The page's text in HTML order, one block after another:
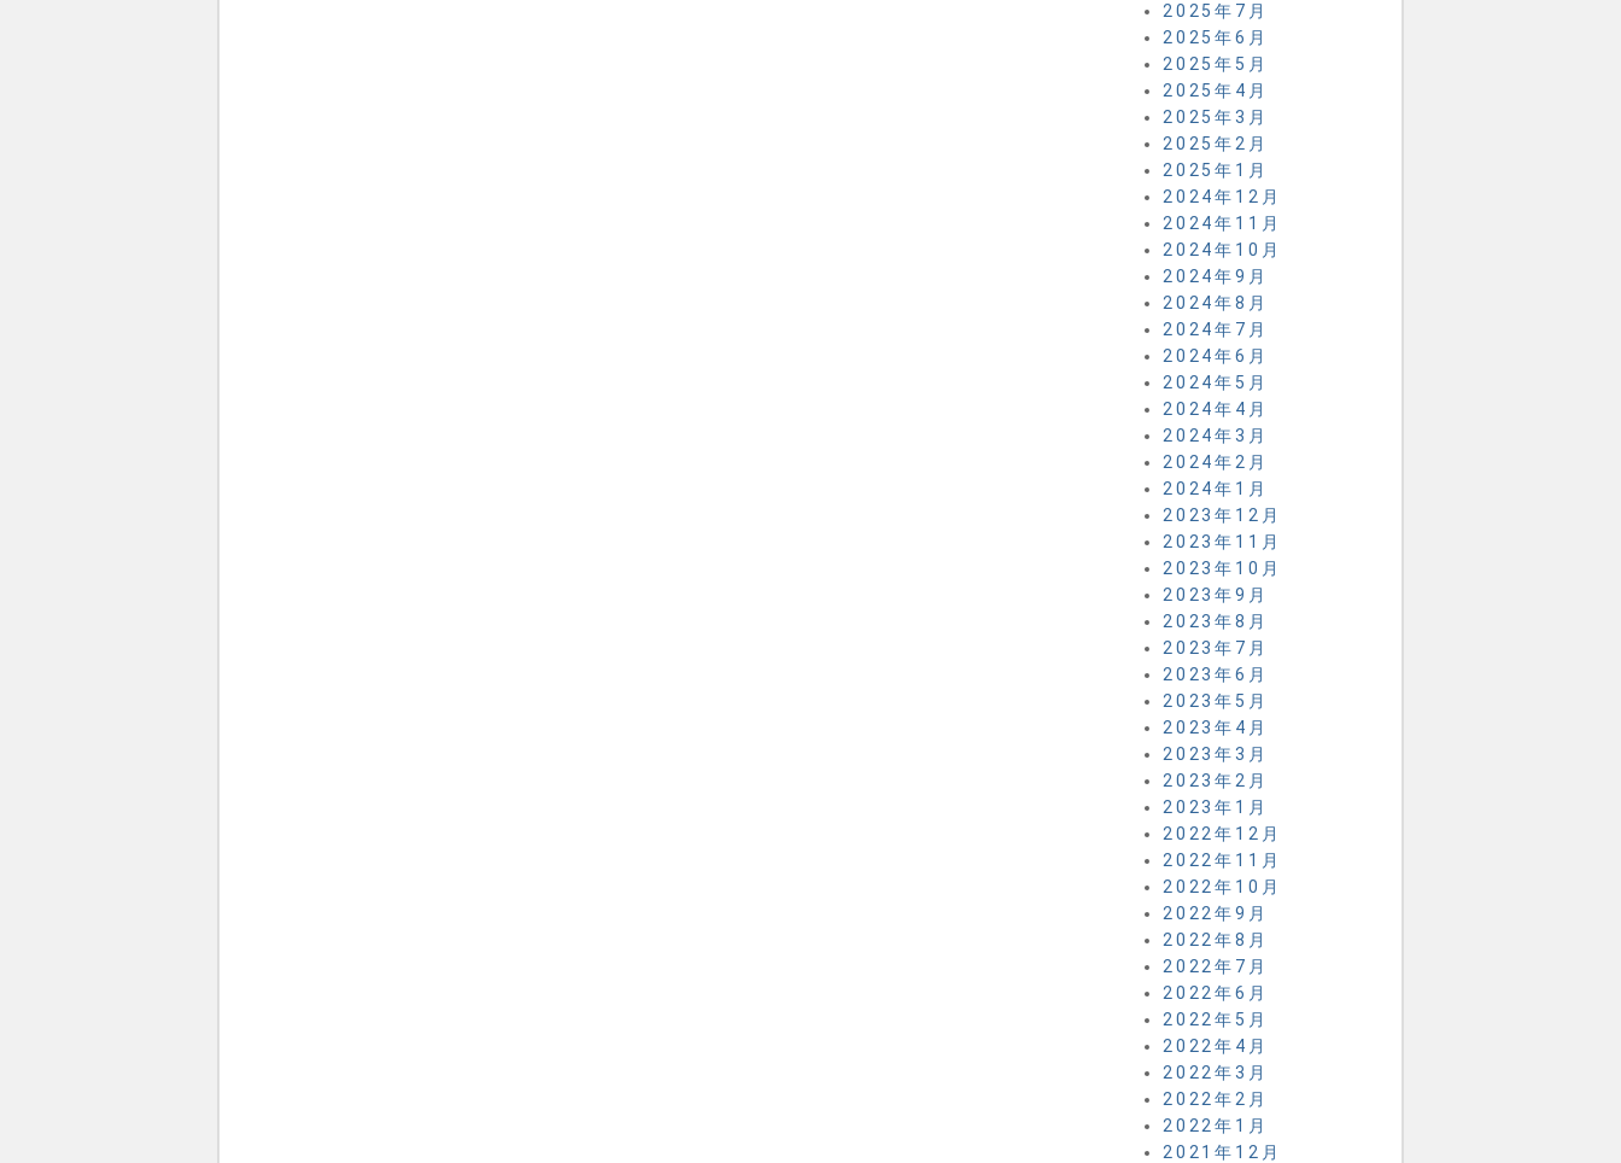
2025年7月
2025年6月
2025年5月
2025年4月
2025年3月
2025年2月
2025年1月
2024年12月
2024年11月
2024年10月
2024年9月
2024年8月
2024年7月
2024年6月
2024年5月
2024年4月
2024年3月
2024年2月
2024年1月
2023年12月
2023年11月
2023年10月
2023年9月
2023年8月
2023年7月
2023年6月
2023年5月
2023年4月
2023年3月
2023年2月
2023年1月
2022年12月
2022年11月
2022年10月
2022年9月
2022年8月
2022年7月
2022年6月
2022年5月
2022年4月
2022年3月
2022年2月
2022年1月
2021年12月